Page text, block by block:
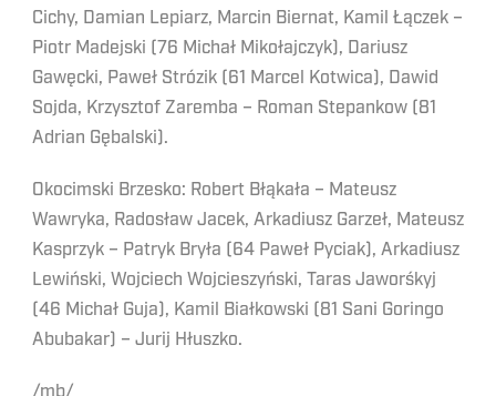
Cichy, Damian Lepiarz, Marcin Biernat, Kamil Łączek –
Piotr Madejski (76 Michał Mikołajczyk), Dariusz
Gawęcki, Paweł Strózik (61 Marcel Kotwica), Dawid
Sojda, Krzysztof Zaremba – Roman Stepankow (81
Adrian Gębalski).
Okocimski Brzesko: Robert Błąkała – Mateusz
Wawryka, Radosław Jacek, Arkadiusz Garzeł, Mateusz
Kasprzyk – Patryk Bryła (64 Paweł Pyciak), Arkadiusz
Lewiński, Wojciech Wojcieszyński, Taras Jaworśkyj
(46 Michał Guja), Kamil Białkowski (81 Sani Goringo
Abubakar) – Jurij Hłuszko.
/mb/